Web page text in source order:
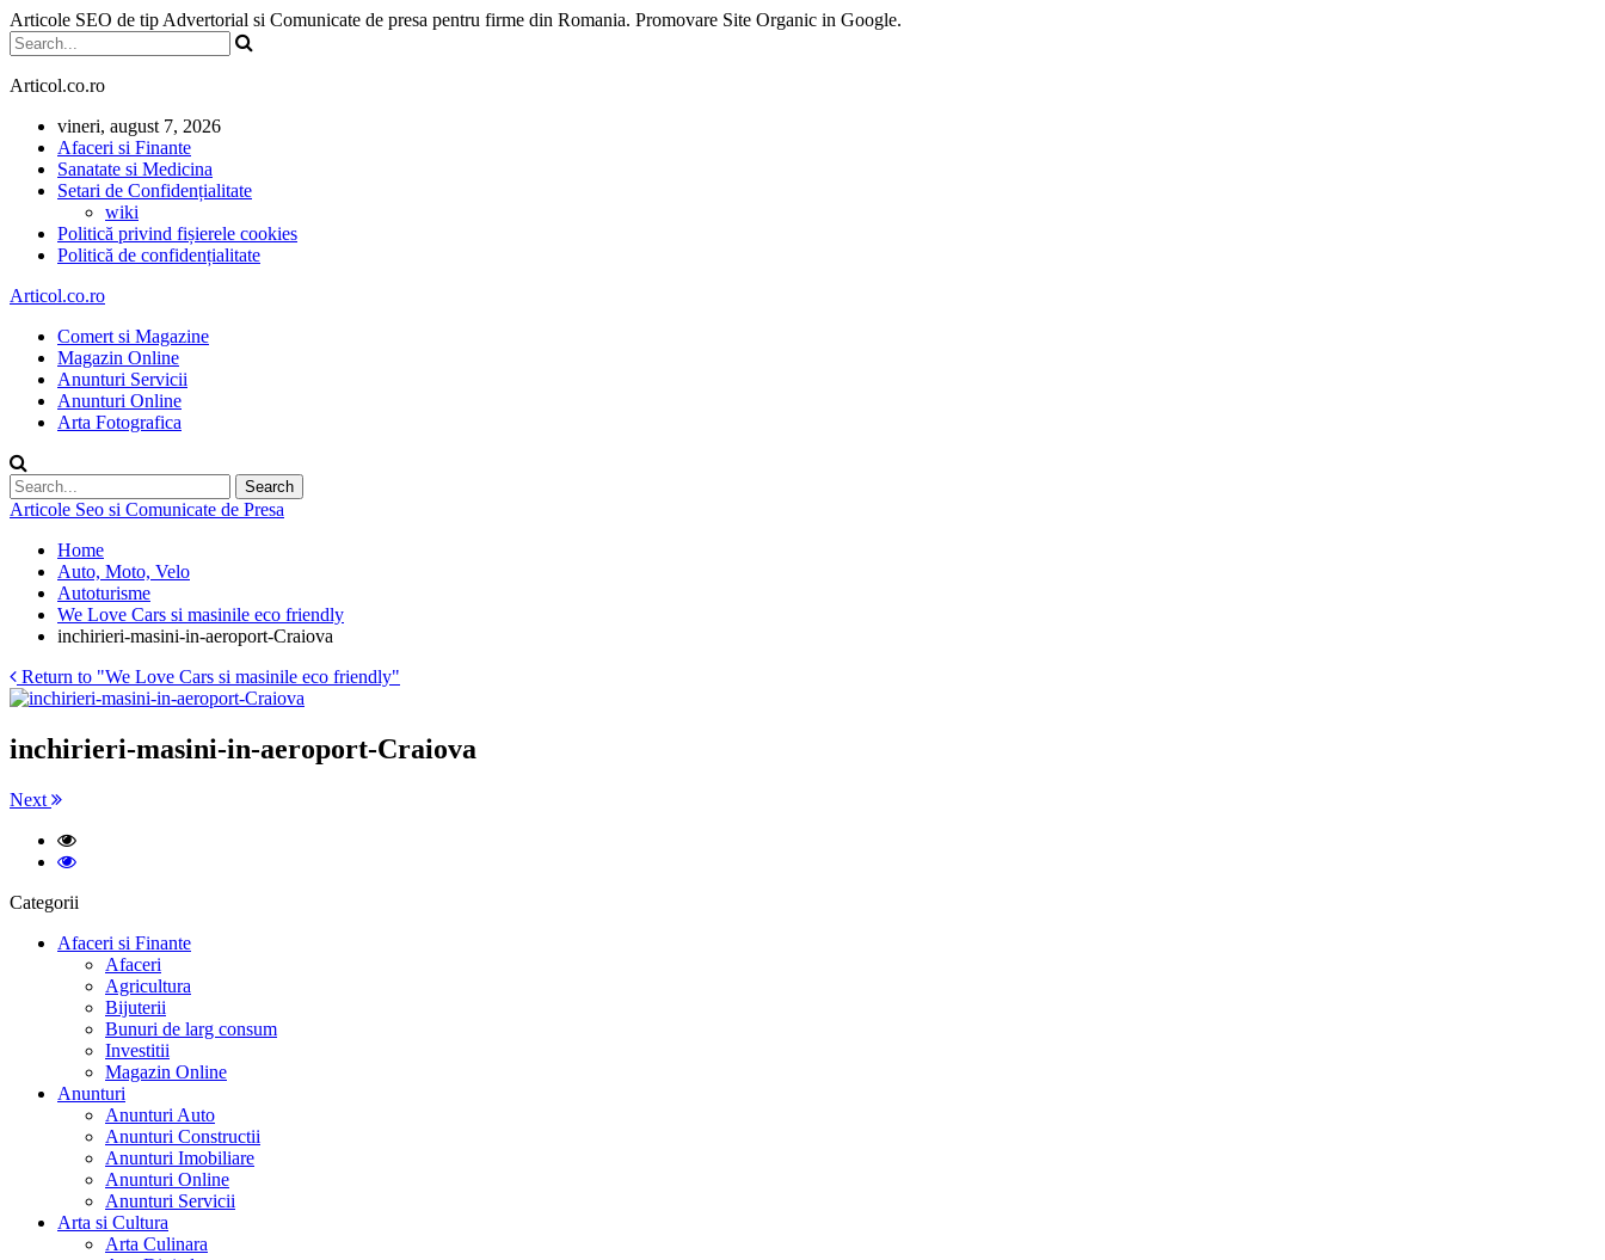
Articole SEO de tip Advertorial si Comunicate de presa pentru firme din Romania. Promovare Site Organic in Google.
Articol.co.ro
vineri, august 7, 2026
Afaceri si Finante
Sanatate si Medicina
Setari de Confidențialitate
wiki
Politică privind fișierele cookies
Politică de confidențialitate
Articol.co.ro
Comert si Magazine
Magazin Online
Anunturi Servicii
Anunturi Online
Arta Fotografica
Articole Seo si Comunicate de Presa
Home
Auto, Moto, Velo
Autoturisme
We Love Cars si masinile eco friendly
inchirieri-masini-in-aeroport-Craiova
Return to "We Love Cars si masinile eco friendly"
inchirieri-masini-in-aeroport-Craiova
Next
Categorii
Afaceri si Finante
Afaceri
Agricultura
Bijuterii
Bunuri de larg consum
Investitii
Magazin Online
Anunturi
Anunturi Auto
Anunturi Constructii
Anunturi Imobiliare
Anunturi Online
Anunturi Servicii
Arta si Cultura
Arta Culinara